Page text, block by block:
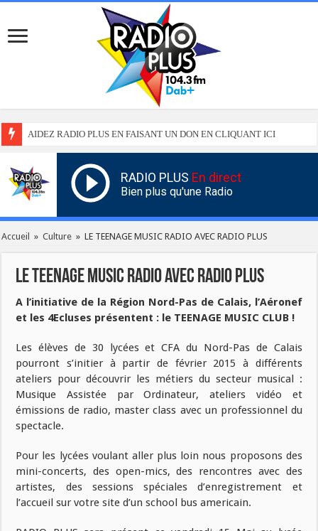
AIDEZ RADIO PLUS EN FAISANT UN DON EN CLIQUANT ICI
RADIO PLUS En direct
Bien plus qu'une Radio
Accueil » Culture » LE TEENAGE MUSIC RADIO AVEC RADIO PLUS
LE TEENAGE MUSIC RADIO AVEC RADIO PLUS
A l’initiative de la Région Nord-Pas de Calais, l’Aéronef
et les 4Ecluses présentent : le TEENAGE MUSIC CLUB !
Les élèves de 30 lycées et CFA du Nord-Pas de Calais
pourront s’initier à partir de février 2015 à différents
ateliers pour découvrir les métiers du secteur musical :
Musique Assistée par Ordinateur, ateliers vidéo et
émissions de radio, master class avec un professionnel du
spectacle.
Pour les lycées voulant aller plus loin nous proposons des
mini-concerts, des open-mics, des rencontres avec des
artistes, des sessions spéciales d’enregistrement et
l’accueil sur votre site d’un school bus americain.